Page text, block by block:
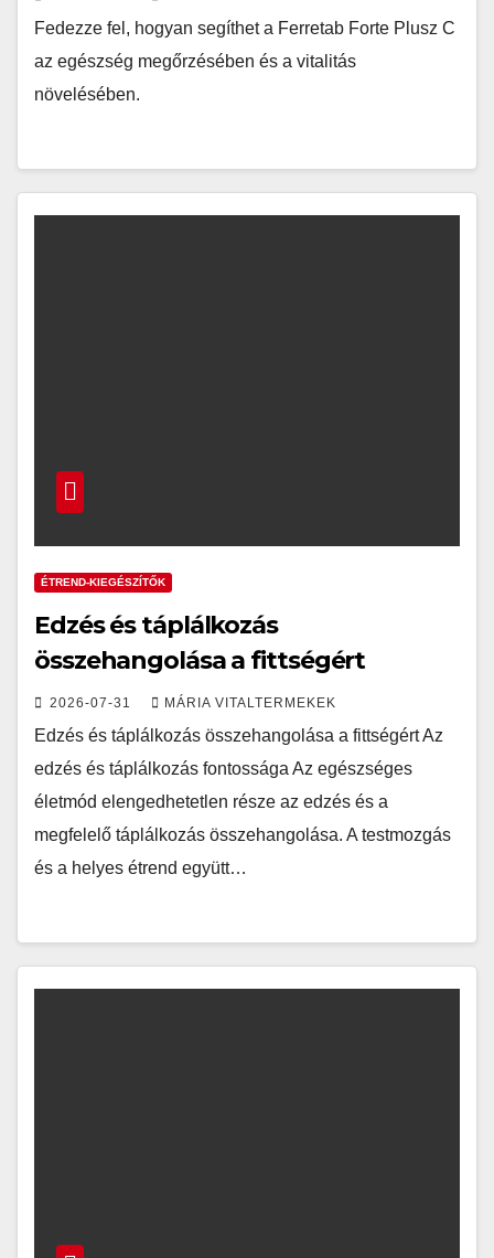
Fedezze fel, hogyan segíthet a Ferretab Forte Plusz C
az egészség megőrzésében és a vitalitás
növelésében.
ÉTREND-KIEGÉSZÍTŐK
Edzés és táplálkozás
összehangolása a fittségért
2026-07-31 MÁRIA VITALTERMEKEK
Edzés és táplálkozás összehangolása a fittségért Az
edzés és táplálkozás fontossága Az egészséges
életmód elengedhetetlen része az edzés és a
megfelelő táplálkozás összehangolása. A testmozgás
és a helyes étrend együtt…